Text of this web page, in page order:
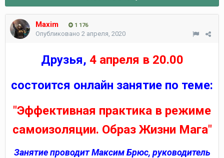
Maxim 1 176
Опубликовано 2 апреля, 2020
Друзья, 4 апреля в 20.00
состоится онлайн занятие по теме:
"Эффективная практика в режиме
самоизоляции. Образ Жизни Мага"
Занятие проводит Максим Брюс, руководитель